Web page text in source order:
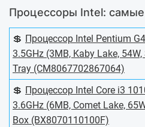
Процессоры Intel:
💲 Процессор Intel Pentium
3.5GHz (3MB, Kaby Lake,
Tray (CM8067702867064)
💲 Процессор Intel Core i3
3.6GHz (6MB, Comet Lake,
Box (BX8070110100F)